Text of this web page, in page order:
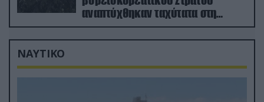
αναπτύχθηκαν ταχύτατα στη
Ρωσία
ΝΑΥΤΙΚΟ